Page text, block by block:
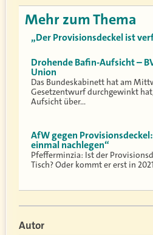
Mehr zum Thema
„Der Provisionsdeckel ist
Drohende Bafin-Aufsicht –
Union
Das Bundeskabinett hat am
Gesetzentwurf durchgewinkt
Aufsicht über…
AfW gegen
einmal nachlegen“
Pfefferminzia: Ist der
Tisch? Oder kommt er erst in
Autor